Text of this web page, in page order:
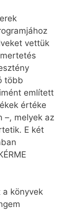
vettük
több
említett
értéke
–, melyek az
E két
a könyvek